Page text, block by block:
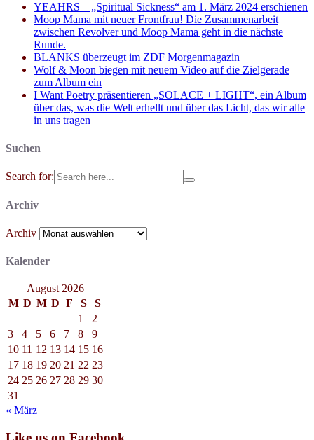
YEAHRS – „Spiritual Sickness“ am 1. März 2024 erschienen
Moop Mama mit neuer Frontfrau! Die Zusammenarbeit
zwischen Revolver und Moop Mama geht in die nächste
Runde.
BLANKS überzeugt im ZDF Morgenmagazin
Wolf & Moon biegen mit neuem Video auf die Zielgerade
zum Album ein
I Want Poetry präsentieren „SOLACE + LIGHT“, ein Album
über das, was die Welt erhellt und über das Licht, das wir alle
in uns tragen
Suchen
Search for:
Archiv
Archiv
Kalender
August 2026
M D M D F S
S
1
2
3
4 5 6 7 8
9
10 11 12 13 14 15 16
17 18 19 20 21 22 23
24 25 26 27 28 29 30
31
« März